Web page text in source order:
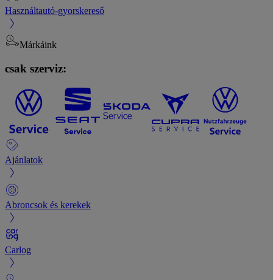
Használtautó-gyorskereső
Márkáink
csak szerviz:
Ajánlatok
Abroncsok és kerekek
Carlog